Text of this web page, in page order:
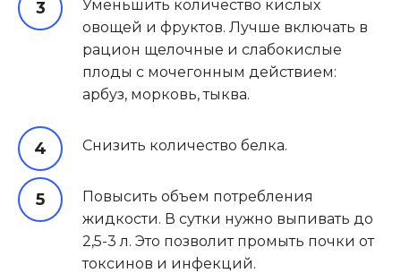
Уменьшить количество кислых
овощей и фруктов. Лучше включать в
рацион щелочные и слабокислые
плоды с мочегонным действием:
арбуз, морковь, тыква.
Снизить количество белка.
Повысить объем потребления
жидкости. В сутки нужно выпивать до
2,5-3 л. Это позволит промыть почки от
токсинов и инфекций.